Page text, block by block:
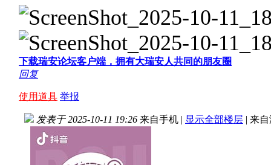
下载瑞安论坛客户端，拥有大瑞安人共同的朋友圈
回复
使用道具 举报
发表于 2025-10-11 19:26 来自手机 | 显示全部楼层 | 来